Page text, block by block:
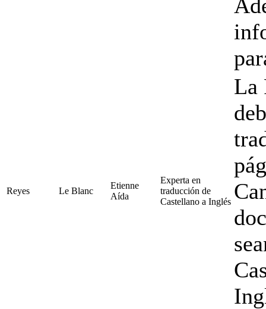
Reyes Le Blanc
Etienne
Aída
Experta en
traducción de
Castellano a Inglés
La